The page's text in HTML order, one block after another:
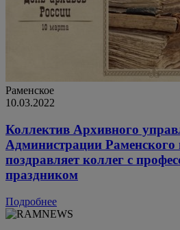
Раменское
10.03.2022
Коллектив Архивного
Администрации Раменского
поздравляет коллег с
праздником
Подробнее